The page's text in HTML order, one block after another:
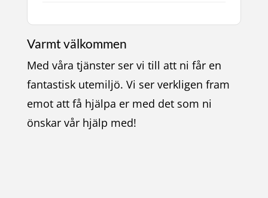
Varmt välkommen
Med våra tjänster ser vi till att ni får en
fantastisk utemiljö. Vi ser verkligen fram
emot att få hjälpa er med det som ni
önskar vår hjälp med!